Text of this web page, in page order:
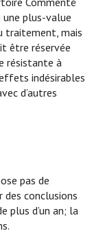
plus-value
traitement, mais
être réservée
résistante à
indésirables
d’autres
pas de
des conclusions
plus d’un an; la